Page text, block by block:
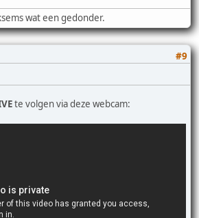
wat een gedonder.
#9
te volgen via deze webcam: